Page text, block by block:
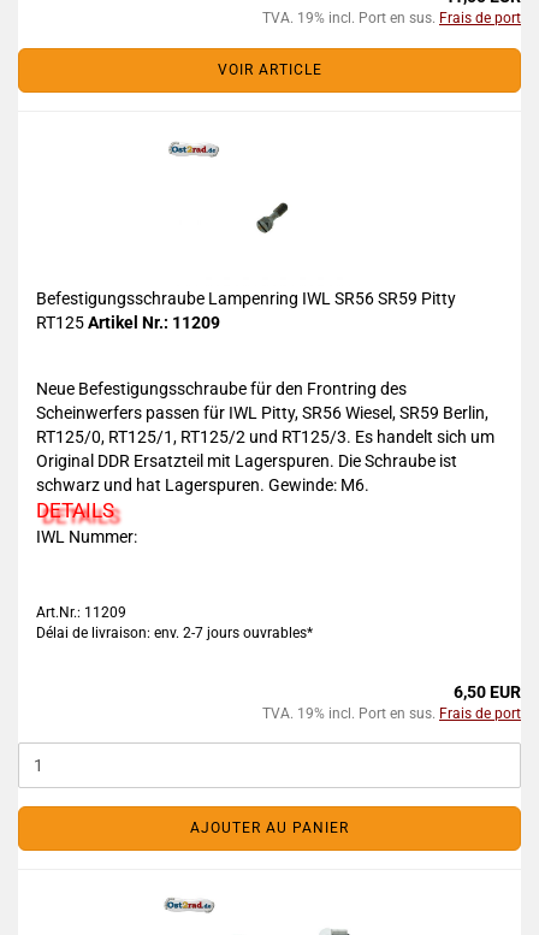
TVA. 19% incl. Port en sus. Frais de port
VOIR ARTICLE
Befestigungsschraube Lampenring IWL SR56 SR59 Pitty
RT125Artikel Nr.: 11209
Neue Befestigungsschraube für den Frontring des
Scheinwerfers passen für IWL Pitty, SR56 Wiesel, SR59 Berlin,
RT125/0, RT125/1, RT125/2 und RT125/3. Es handelt sich um
Original DDR Ersatzteil mit Lagerspuren. Die Schraube ist
schwarz und hat Lagerspuren. Gewinde: M6.
DETAILS
IWL Nummer:
Art.Nr.: 11209
Délai de livraison: env. 2-7 jours ouvrables*
6,50 EUR
TVA. 19% incl. Port en sus. Frais de port
AJOUTER AU PANIER